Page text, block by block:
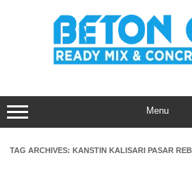
Menu
TAG ARCHIVES: KANSTIN KALISARI PASAR